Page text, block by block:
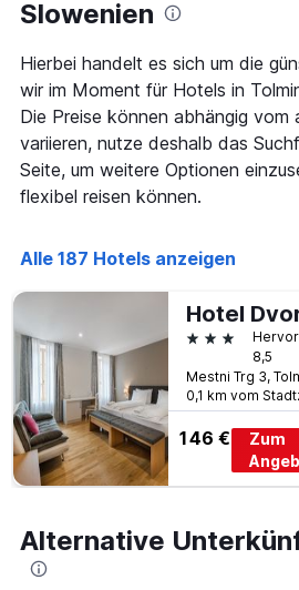
Das
Diagramm
1
X-
Achse,
die
die
Wochentage
anzeigt.
hat
die
den
durchschnittlichen
Zimmerpreis
anzeigt.
Slowenien
Hierbei handelt es sich um die
wir im Moment für Hotels in
Die Preise können abhängig vom
variieren, nutze deshalb das
Seite, um weitere Optionen
flexibel reisen können.
Alle 187 Hotels anzeigen
Hotel
3 Sterne
8,5
0,1 km vom
146 €
Zum
Alternative